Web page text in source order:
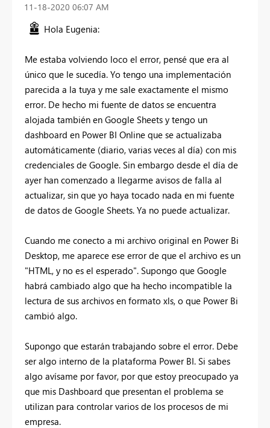
‎11-18-2020 06:07 AM
Hola Eugenia:
Me estaba volviendo loco el error, pensé que era al
único que le sucedía. Yo tengo una implementación
parecida a la tuya y me sale exactamente el mismo
error. De hecho mi fuente de datos se encuentra
alojada también en Google Sheets y tengo un
dashboard en Power BI Online que se actualizaba
automáticamente (diario, varias veces al día) con mis
credenciales de Google. Sin embargo desde el día de
ayer han comenzado a llegarme avisos de falla al
actualizar, sin que yo haya tocado nada en mi fuente
de datos de Google Sheets. Ya no puede actualizar.
Cuando me conecto a mi archivo original en Power Bi
Desktop, me aparece ese error de que el archivo es un
"HTML, y no es el esperado". Supongo que Google
habrá cambiado algo que ha hecho incompatible la
lectura de sus archivos en formato xls, o que Power Bi
cambió algo.
Supongo que estarán trabajando sobre el error. Debe
ser algo interno de la plataforma Power BI. Si sabes
algo avísame por favor, por que estoy preocupado ya
que mis Dashboard que presentan el problema se
utilizan para controlar varios de los procesos de mi
empresa.